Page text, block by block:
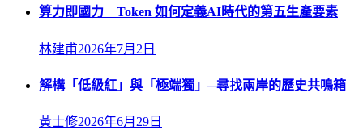
算力即國力 Token 如何定義AI時代的第五生產要素
林建甫2026年7月2日
解構「低級紅」與「極端獨」─尋找兩岸的歷史共鳴箱
黃士修2026年6月29日